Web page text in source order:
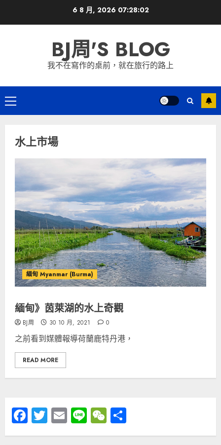
6 8 月, 2026 07:28:02
BJ周'S BLOG
我不在寫作的桌前，就在旅行的路上
Primary
Menu
水上市場
緬甸 Myanmar (Burma)
緬甸》茵萊湖的水上奇觀
BJ周 30 10 月, 2021 0
之前看到媒體報導荷蘭鹿特丹港，
READ MORE
Facebook
Twitter
Email
LineWeChat
享